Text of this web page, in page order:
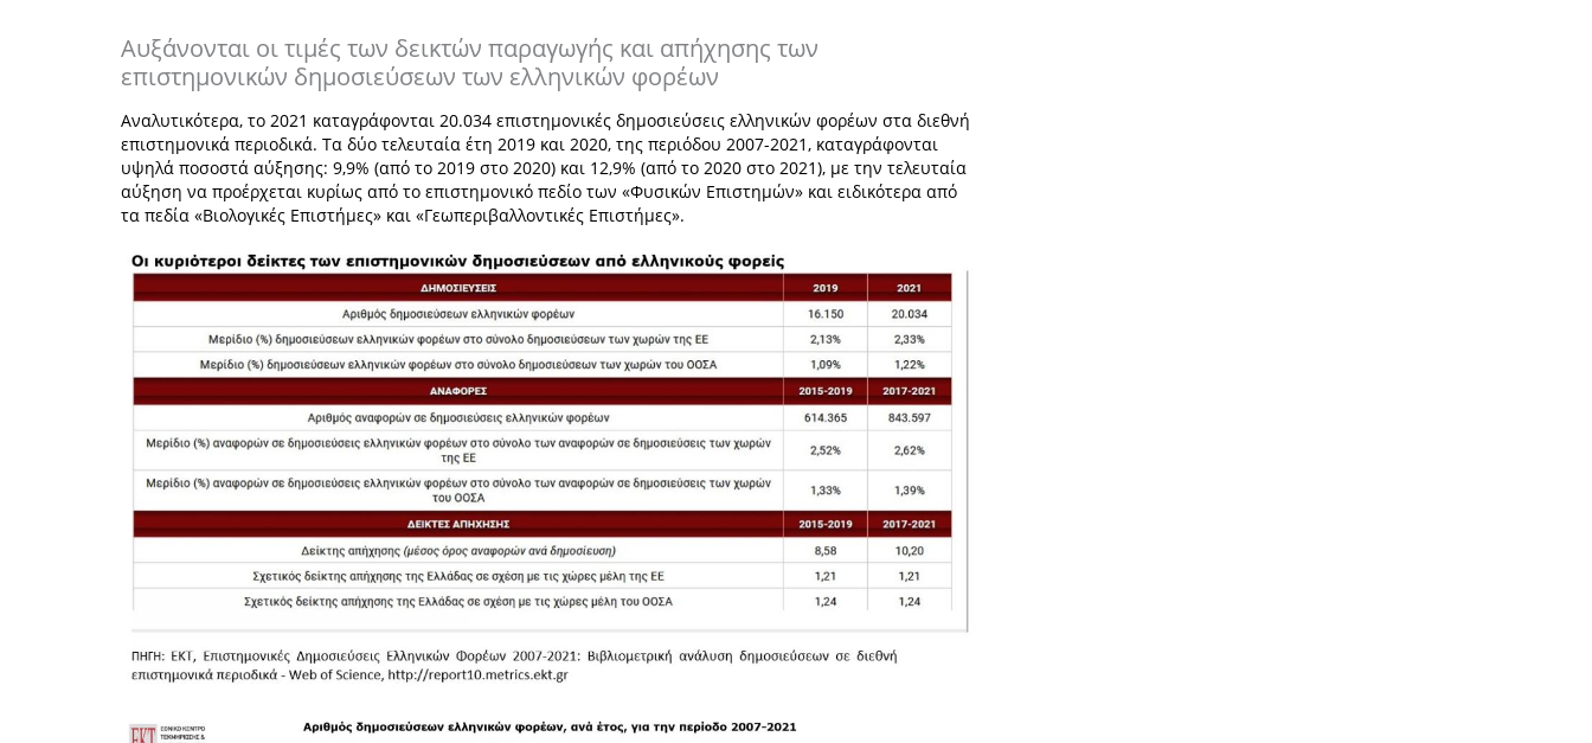
Αυξάνονται οι τιμές των δεικτών παραγωγής και απήχησης των
επιστημονικών δημοσιεύσεων των ελληνικών φορέων
Αναλυτικότερα, το 2021 καταγράφονται 20.034 επιστημονικές δημοσιεύσεις ελληνικών φορέων στα διεθνή
επιστημονικά περιοδικά. Τα δύο τελευταία έτη 2019 και 2020, της περιόδου 2007-2021, καταγράφονται
υψηλά ποσοστά αύξησης: 9,9% (από το 2019 στο 2020) και 12,9% (από το 2020 στο 2021), με την τελευταία
αύξηση να προέρχεται κυρίως από το επιστημονικό πεδίο των «Φυσικών Επιστημών» και ειδικότερα από
τα πεδία «Βιολογικές Επιστήμες» και «Γεωπεριβαλλοντικές Επιστήμες».